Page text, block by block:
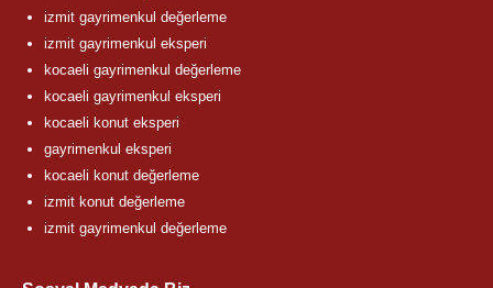
izmit gayrimenkul değerleme
izmit gayrimenkul eksperi
kocaeli gayrimenkul değerleme
kocaeli gayrimenkul eksperi
kocaeli konut eksperi
gayrimenkul eksperi
kocaeli konut değerleme
izmit konut değerleme
izmit gayrimenkul değerleme